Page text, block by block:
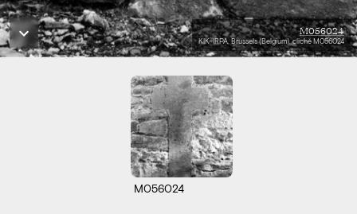
M056024
KIK-IRPA, Brussels (Belgium), cliché M056024
M056024